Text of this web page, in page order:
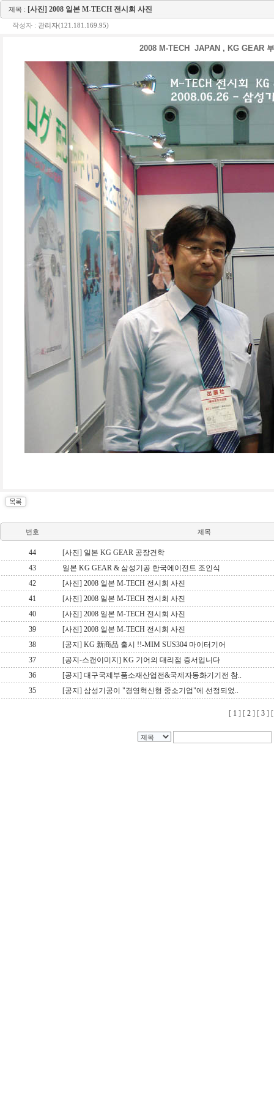
제목 : [사진] 2008 일본 M-TECH 전시회 사진
작성자 : 관리자(121.181.169.95)
2008 M-TECH JAPAN , KG GEAR
번호 제목
44
[사진] 일본 KG GEAR 공장견학
43
일본 KG GEAR & 삼성기공 한국에이전트 조인식
42
[사진] 2008 일본 M-TECH 전시회 사진
41
[사진] 2008 일본 M-TECH 전시회 사진
40
[사진] 2008 일본 M-TECH 전시회 사진
39
[사진] 2008 일본 M-TECH 전시회 사진
38
[공지] KG 新商品 출시 !!-MIM SUS304 마이터기어
37
[공지-스캔이미지] KG 기어의 대리점 증서입니다
36
[공지] 대구국제부품소재산업전&국제자동화기기전 참..
35
[공지] 삼성기공이 "경영혁신형 중소기업"에 선정되었..
[ 1 ] [ 2] [ 3]